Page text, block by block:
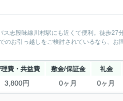
志段味線川村駅にも近くて便利。徒歩27
のお引っ越しをご検討されているなら、
費・共益費 敷金/保証金 礼金
3,800円 0ヶ月 0ヶ月